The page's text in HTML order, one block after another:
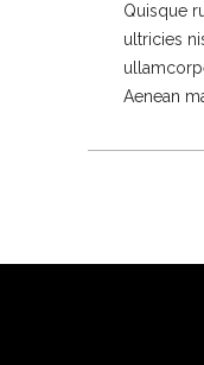
Quisque
ultricies
Aenean